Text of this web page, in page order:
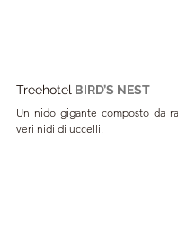
Treehotel BIRD’S NEST
Un nido gigante composto da
veri nidi di uccelli.